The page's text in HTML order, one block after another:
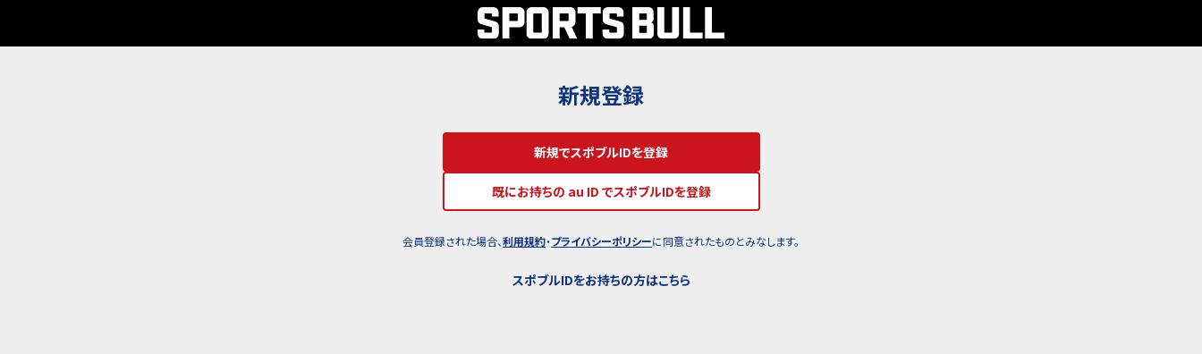
新規登録
新規でスポブルIDを登録
既にお持ちの au ID でスポブルIDを登録
会員登録された場合、利用規約・プライバシーポリシーに同意されたものとみなします。
スポブルIDをお持ちの方はこちら